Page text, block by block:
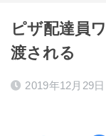
ピザ配達員
渡される
2019年12月29日